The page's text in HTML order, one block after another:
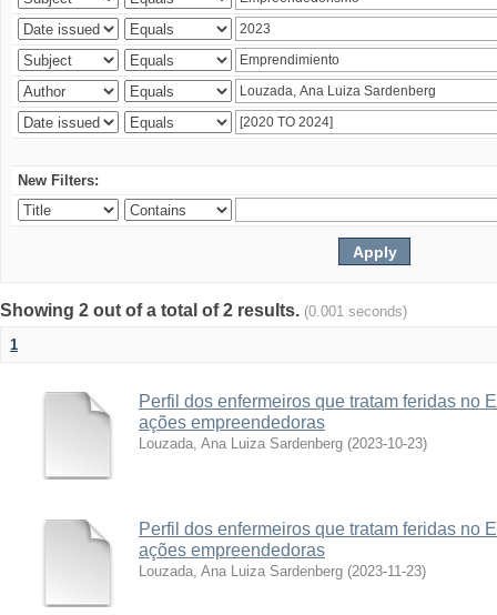
New Filters:
Showing 2 out of a total of 2 results. (0.001 seconds)
1
Perfil dos enfermeiros que tratam feridas no
ações empreendedoras
Louzada, Ana Luiza Sardenberg (2023-10-23)
Perfil dos enfermeiros que tratam feridas no
ações empreendedoras
Louzada, Ana Luiza Sardenberg (2023-11-23)